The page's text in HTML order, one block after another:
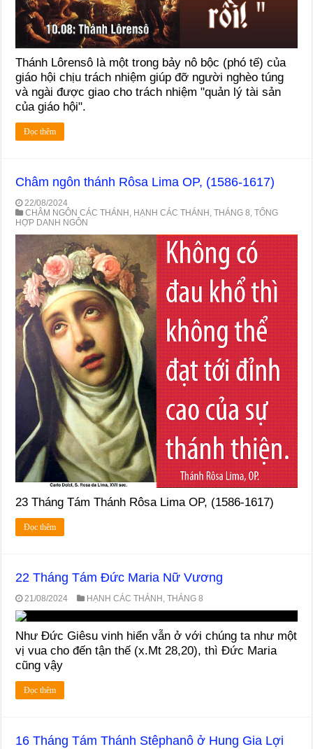
Thánh Lôrensô là một trong bảy nô bộc (phó tế) của
giáo hội chịu trách nhiệm giúp đỡ người nghèo túng
và ngài được giao cho trách nhiệm "quản lý tài sản
của giáo hội".
Đọc thêm
Châm ngôn thánh Rôsa Lima OP, (1586-1617)
22/08/2024
CHÂM NGÔN CÁC THÁNH HẠNH CÁC THÁNH ,THÁNG 8 ,TỔNG
HỢP DANH NGÔN
23 Tháng Tám Thánh Rôsa Lima OP, (1586-1617)
Đọc thêm
22 Tháng Tám Ðức Maria Nữ Vương
21/08/2024 HẠNH CÁC THÁNH ,THÁNG 8
Như Ðức Giêsu vinh hiển vẫn ở với chúng ta như một
vị vua cho đến tận thế (x.Mt 28,20), thì Ðức Maria
cũng vậy
Đọc thêm
16 Tháng Tám Thánh Stêphanô ở Hung Gia Lợi